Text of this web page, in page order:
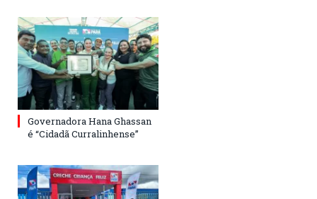
Governadora Hana Ghassan
é “Cidadã Curralinhense”